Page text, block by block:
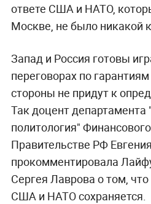
ответе США и НАТО,
Москве, не было никакой
Запад и Россия готовы
переговорах по
стороны не придут к
Так доцент департамента
политология"
Правительстве РФ
прокомментировала
Сергея Лаврова о том,
США и НАТО сохраняется.